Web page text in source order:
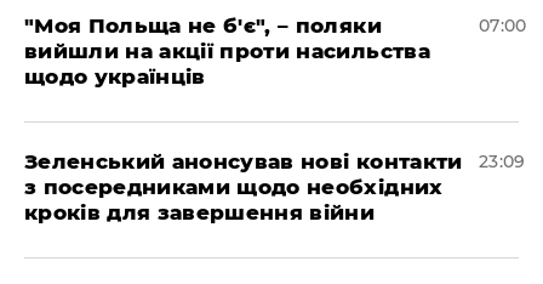
"Моя Польща не б'є", – поляки
вийшли на акції проти насильства
щодо українців
07:00
Зеленський анонсував нові контакти
з посередниками щодо необхідних
кроків для завершення війни
23:09